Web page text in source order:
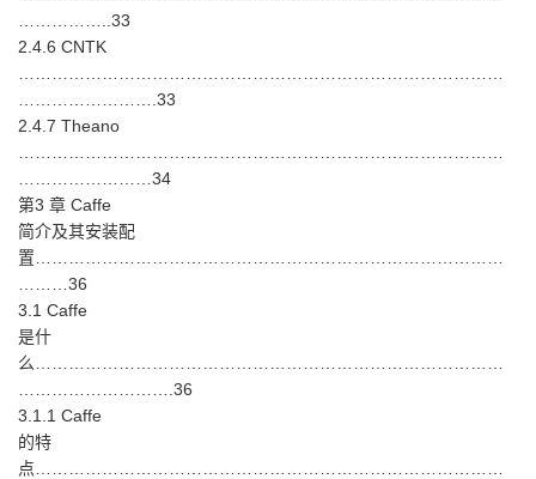
……………..33
2.4.6 CNTK
…………………….33
2.4.7 Theano
……………………34
第3 章 Caffe
简介及其安装配
置…………………………………………………………………………
………36
3.1 Caffe
是什
么…………………………………………………………………………
……………………….36
3.1.1 Caffe
的特
点…………………………………………………………………………